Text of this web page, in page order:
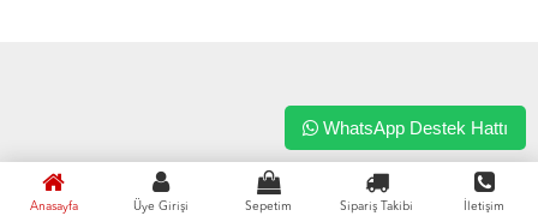
Anasayfa Üye Girişi Sepetim Sipariş Takibi İletişim
WhatsApp Destek Hattı